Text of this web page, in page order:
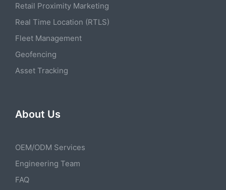
Retail Proximity Marketing
Real Time Location (RTLS)
Fleet Management
Geofencing
Asset Tracking
About Us
OEM/ODM Services
Engineering Team
FAQ